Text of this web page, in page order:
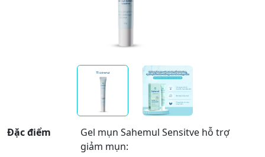
Đặc điểm
Gel mụn Sahemul Sensitve hỗ trợ
giảm mụn: